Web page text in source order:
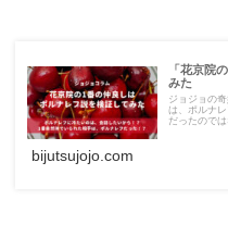
「花京院
みた
ジョジョの
は、ポルナ
だったので
bijutsujojo.com